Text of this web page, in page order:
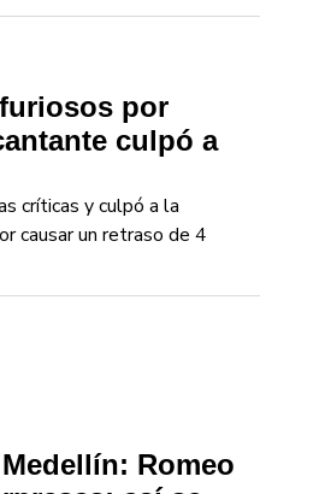
por
culpó a
críticas y culpó a la
causar un retraso de 4
Romeo